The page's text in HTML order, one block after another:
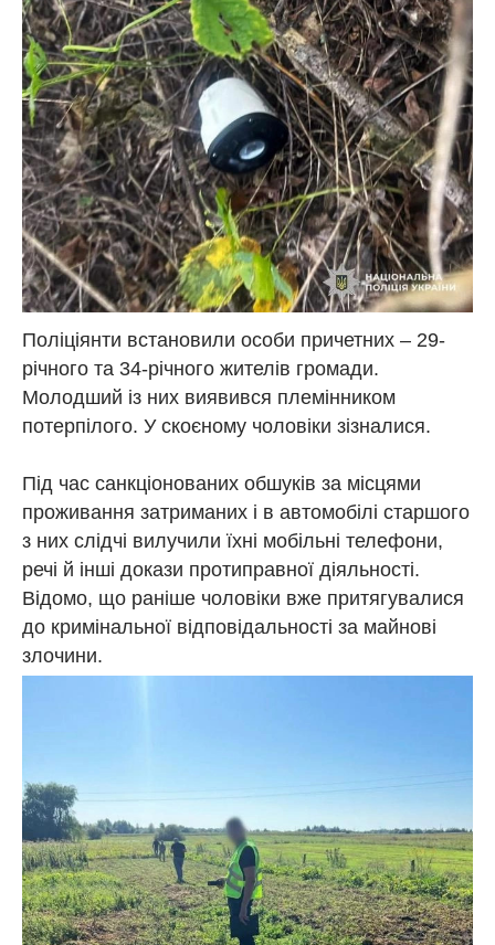
Поліціянти встановили особи причетних – 29-
річного та 34-річного жителів громади.
Молодший із них виявився племінником
потерпілого. У скоєному чоловіки зізналися.
Під час санкціонованих обшуків за місцями
проживання затриманих і в автомобілі старшого
з них слідчі вилучили їхні мобільні телефони,
речі й інші докази протиправної діяльності.
Відомо, що раніше чоловіки вже притягувалися
до кримінальної відповідальності за майнові
злочини.